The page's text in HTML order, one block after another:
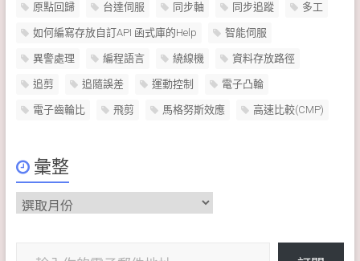
原點回歸 台達伺服 同步軸 同步追蹤 多工
如何編寫存放自訂API 函式庫的Help 智能伺服
異警處理 編程語言 繞線機 資料存放路徑
追剪 追隨誤差 運動控制 電子凸輪
電子齒輪比 飛剪 馬格努斯效應 高速比較(CMP)
彙整
彙
整